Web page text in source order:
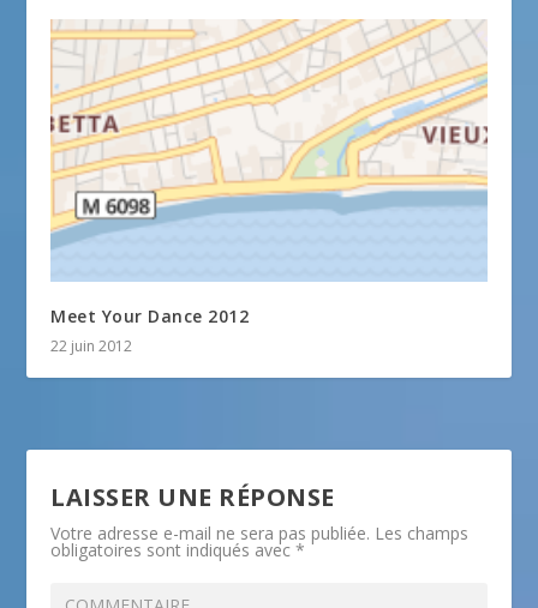
Meet Your Dance 2012
22 juin 2012
LAISSER UNE RÉPONSE
Votre adresse e-mail ne sera pas publiée. Les champs
obligatoires sont indiqués avec*